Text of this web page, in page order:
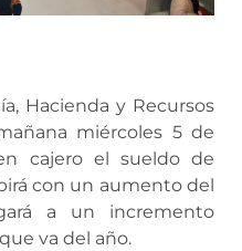
Hacienda y Recursos
miércoles 5 de
cajero el sueldo de
con un aumento del
a un incremento
va del año.